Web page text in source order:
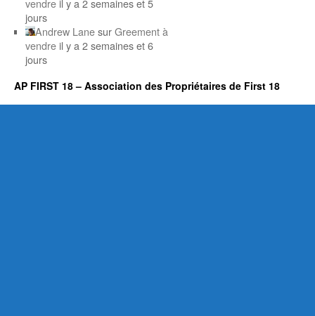
vendre il y a 2 semaines et 5
jours
Andrew LanesurGreement à
vendre il y a 2 semaines et 6
jours
AP FIRST 18 – Association des Propriétaires de First 18